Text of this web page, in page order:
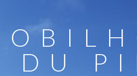
DU